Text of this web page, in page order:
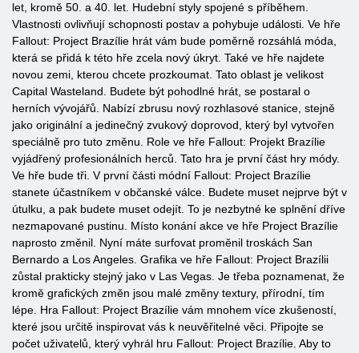
let, kromě 50. a 40. let. Hudební styly spojené s příběhem.
Vlastnosti ovlivňují schopnosti postav a pohybuje události. Ve hře
Fallout: Project Brazílie hrát vám bude poměrně rozsáhlá móda,
která se přidá k této hře zcela nový úkryt. Také ve hře najdete
novou zemi, kterou chcete prozkoumat. Tato oblast je velikost
Capital Wasteland. Budete být pohodlné hrát, se postaral o
herních vývojářů. Nabízí zbrusu nový rozhlasové stanice, stejně
jako originální a jedinečný zvukový doprovod, který byl vytvořen
speciálně pro tuto změnu. Role ve hře Fallout: Projekt Brazílie
vyjádřený profesionálních herců. Tato hra je první část hry módy.
Ve hře bude tři. V první části módní Fallout: Project Brazílie
stanete účastníkem v občanské válce. Budete muset nejprve být v
útulku, a pak budete muset odejít. To je nezbytné ke splnění dříve
nezmapované pustinu. Místo konání akce ve hře Project Brazílie
naprosto změnil. Nyní máte surfovat proměnil troskách San
Bernardo a Los Angeles. Grafika ve hře Fallout: Project Brazílii
zůstal prakticky stejný jako v Las Vegas. Je třeba poznamenat, že
kromě grafických změn jsou malé změny textury, přírodní, tím
lépe. Hra Fallout: Project Brazílie vám mnohem více zkušeností,
které jsou určitě inspirovat vás k neuvěřitelné věci. Připojte se
počet uživatelů, který vyhrál hru Fallout: Project Brazílie. Aby to